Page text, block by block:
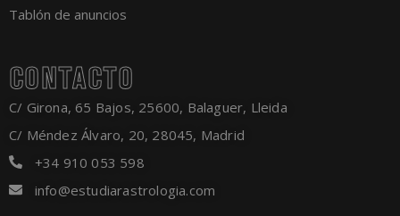
Tablón de anuncios
CONTACTO
C/ Girona, 65 Bajos, 25600, Balaguer, Lleida
C/ Méndez Álvaro, 20, 28045, Madrid
+34 910 053 598
info@estudiarastrologia.com